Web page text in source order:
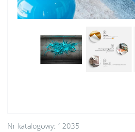
Nr katalogowy: 12035